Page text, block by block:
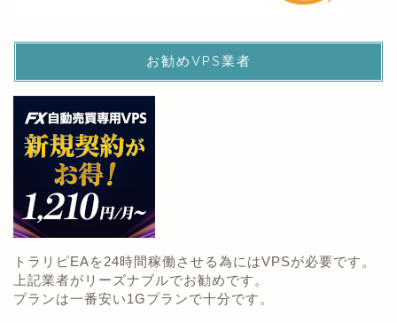
お勧めVPS業者
トラリピEAを24時間稼働させる為にはVPSが必要です。
上記業者がリーズナブルでお勧めです。
プランは一番安い1Gプランで十分です。